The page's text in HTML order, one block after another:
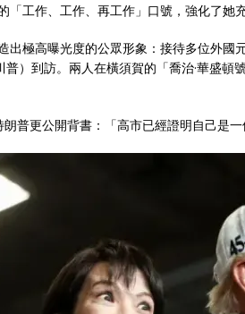
「工作、工作、再工作」口號，強化了她
出極高曝光度的公眾形象：接待多位外國
）到訪。兩人在橫須賀的「喬治·華盛頓
普更公開背書：「高市已經證明自己是